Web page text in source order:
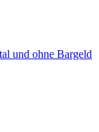
und ohne Bargeld